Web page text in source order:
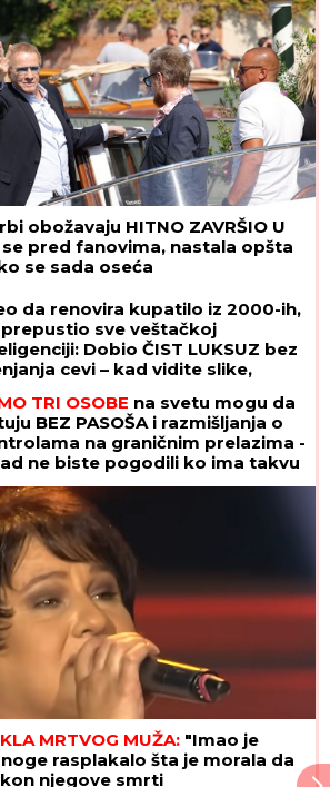
obožavaju HITNO ZAVRŠIO U
se pred fanovima, nastala opšta
se sada oseća
da renovira kupatilo iz 2000-ih,
sve veštačkoj
Dobio ČIST LUKSUZ bez
cevi – kad vidite slike,
TRI OSOBE na svetu mogu da
BEZ PASOŠA i razmišljanja o
na graničnim prelazima -
ne biste pogodili ko ima takvu
MRTVOG MUŽA: "Imao je
rasplakalo šta je morala da
njegove smrti